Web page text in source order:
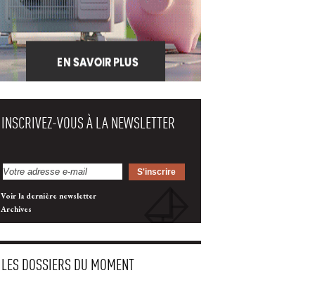
INSCRIVEZ-VOUS À LA NEWSLETTER
Voir la dernière newsletter
Archives
LES DOSSIERS DU MOMENT